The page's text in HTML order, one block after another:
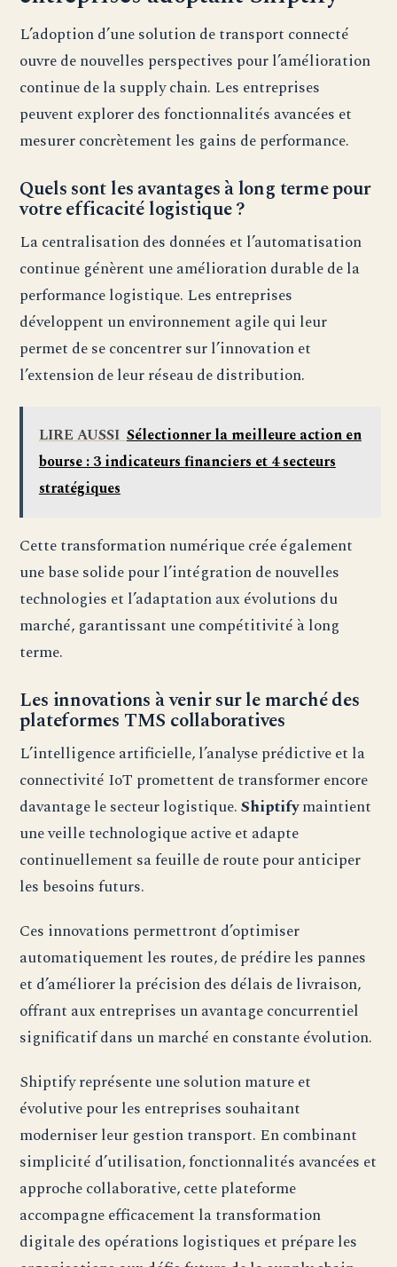
L’adoption d’une solution de transport connecté
ouvre de nouvelles perspectives pour l’amélioration
continue de la supply chain. Les entreprises
peuvent explorer des fonctionnalités avancées et
mesurer concrètement les gains de performance.
Quels sont les avantages à long terme pour
votre efficacité logistique ?
La centralisation des données et l’automatisation
continue génèrent une amélioration durable de la
performance logistique. Les entreprises
développent un environnement agile qui leur
permet de se concentrer sur l’innovation et
l’extension de leur réseau de distribution.
LIRE AUSSI Sélectionner la meilleure action en
bourse : 3 indicateurs financiers et 4 secteurs
stratégiques
Cette transformation numérique crée également
une base solide pour l’intégration de nouvelles
technologies et l’adaptation aux évolutions du
marché, garantissant une compétitivité à long
terme.
Les innovations à venir sur le marché des
plateformes TMS collaboratives
L’intelligence artificielle, l’analyse prédictive et la
connectivité IoT promettent de transformer encore
davantage le secteur logistique.Shiptifymaintient
une veille technologique active et adapte
continuellement sa feuille de route pour anticiper
les besoins futurs.
Ces innovations permettront d’optimiser
automatiquement les routes, de prédire les pannes
et d’améliorer la précision des délais de livraison,
offrant aux entreprises un avantage concurrentiel
significatif dans un marché en constante évolution.
Shiptify représente une solution mature et
évolutive pour les entreprises souhaitant
moderniser leur gestion transport. En combinant
simplicité d’utilisation, fonctionnalités avancées et
approche collaborative, cette plateforme
accompagne efficacement la transformation
digitale des opérations logistiques et prépare les